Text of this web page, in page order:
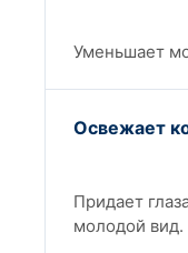
Уменьшает
Освежает
Придает
молодой вид.